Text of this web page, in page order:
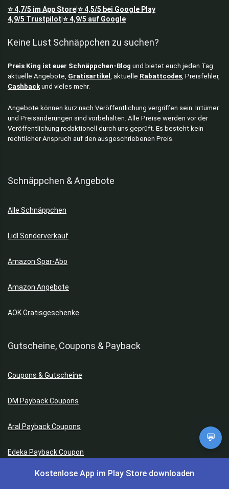
⭐4,7/5 im App Store⭐4,5/5 bei Google Play
4,9/5 Trustpilot ⭐4,9/5 auf Google
Keine Lust Schnäppchen zu suchen?
Preis King ist euer Schnäppchen-Blog und bietet euch jeden Tag
aktuelle Angebote, Gratisartikel , aktuelle Rabattcodes , Preisfehler,
Cashback und vieles mehr.
Angebote können kurz nach Veröffentlichung vergriffen sein. Irrtümer
und Preisänderungen sind vorbehalten. Alle Preise werden vor der
Veröffentlichung redaktionell durch uns geprüft. Es besteht kein
rechtlicher Anspruch auf den ausgeschriebenen Preis.
Schnäppchen & Angebote
Alle Schnäppchen
Lidl Sonderverkauf
Amazon Spar-Abo
Amazon Angebote
AOK Gratisgeschenke
Gutscheine, Coupons & Payback
Coupons & Gutscheine
DM Payback Coupons
Aral Payback Coupons
Edeka Payback Coupon
Burger King Gutscheine
💬
Kostenlose App im Play Store downloaden